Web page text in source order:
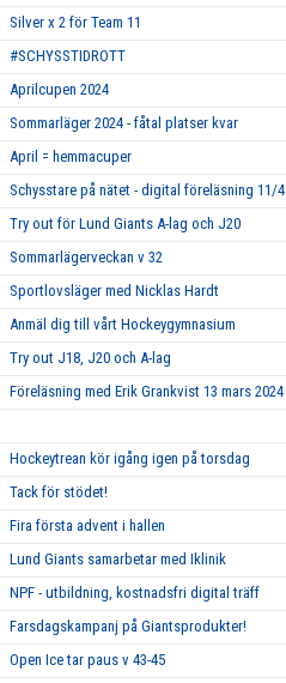
Silver x 2 för Team 11
#SCHYSSTIDROTT
Aprilcupen 2024
Sommarläger 2024 - fåtal platser kvar
April = hemmacuper
Schysstare på nätet - digital föreläsning 11/4
Try out för Lund Giants A-lag och J20
Sommarlägerveckan v 32
Sportlovsläger med Nicklas Hardt
Anmäl dig till vårt Hockeygymnasium
Try out J18, J20 och A-lag
Föreläsning med Erik Grankvist 13 mars 2024
Hockeytrean kör igång igen på torsdag
Tack för stödet!
Fira första advent i hallen
Lund Giants samarbetar med Iklinik
NPF - utbildning, kostnadsfri digital träff
Farsdagskampanj på Giantsprodukter!
Open Ice tar paus v 43-45